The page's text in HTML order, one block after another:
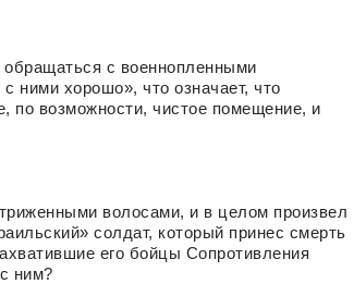
с военнопленными
ними хорошо», что означает, что
по возможности, чистое помещение, и
волосами, и в целом произвел
солдат, который принес смерть
его бойцы Сопротивления
ним?